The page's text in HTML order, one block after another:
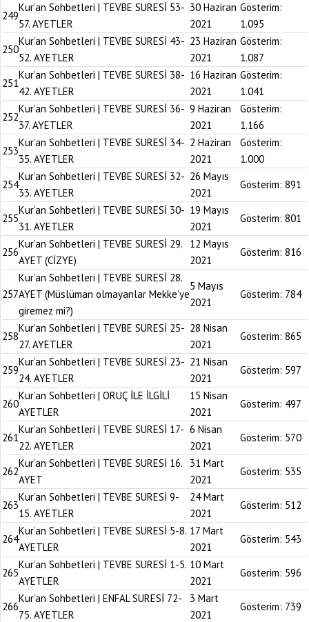
249
Kur’an Sohbetleri | TEVBE SURESİ 53-
57. AYETLER
30 Haziran
2021
Gösterim:
1.095
250
Kur’an Sohbetleri | TEVBE SURESİ 43-
52. AYETLER
23 Haziran
2021
Gösterim:
1.087
251
Kur’an Sohbetleri | TEVBE SURESİ 38-
42. AYETLER
16 Haziran
2021
Gösterim:
1.041
252
Kur’an Sohbetleri | TEVBE SURESİ 36-
37. AYETLER
9 Haziran
2021
Gösterim:
1.166
253
Kur’an Sohbetleri | TEVBE SURESİ 34-
35. AYETLER
2 Haziran
2021
Gösterim:
1.000
254
Kur’an Sohbetleri | TEVBE SURESİ 32-
33. AYETLER
26 Mayıs
2021
Gösterim: 891
255
Kur’an Sohbetleri | TEVBE SURESİ 30-
31. AYETLER
19 Mayıs
2021
Gösterim: 801
256
Kur’an Sohbetleri | TEVBE SURESİ 29.
AYET (CİZYE)
12 Mayıs
2021
Gösterim: 816
257
Kur’an Sohbetleri | TEVBE SURESİ 28.
AYET (Müslüman olmayanlar Mekke’ye
giremez mi?)
5 Mayıs
2021
Gösterim: 784
258
Kur’an Sohbetleri | TEVBE SURESİ 25-
27. AYETLER
28 Nisan
2021
Gösterim: 865
259
Kur’an Sohbetleri | TEVBE SURESİ 23-
24. AYETLER
21 Nisan
2021
Gösterim: 597
260
Kur’an Sohbetleri | ORUÇ İLE İLGİLİ
AYETLER
15 Nisan
2021
Gösterim: 497
261
Kur’an Sohbetleri | TEVBE SURESİ 17-
22. AYETLER
6 Nisan
2021
Gösterim: 570
262
Kur’an Sohbetleri | TEVBE SURESİ 16.
AYET
31 Mart
2021
Gösterim: 535
263
Kur’an Sohbetleri | TEVBE SURESİ 9-
15. AYETLER
24 Mart
2021
Gösterim: 512
264
Kur’an Sohbetleri | TEVBE SURESİ 5-8.
AYETLER
17 Mart
2021
Gösterim: 543
265
Kur’an Sohbetleri | TEVBE SURESİ 1-5.
AYETLER
10 Mart
2021
Gösterim: 596
266
Kur’an Sohbetleri | ENFAL SURESİ 72-
75. AYETLER
3 Mart
2021
Gösterim: 739